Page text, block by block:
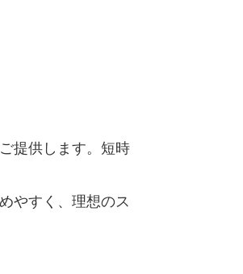
提供します。短時
やすく、理想のス